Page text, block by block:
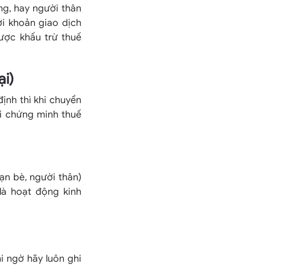
hay người thân
khoản giao dịch
khấu trừ thuế
thì khi chuyển
chứng minh thuế
bè, người thân)
hoạt động kinh
ngờ hãy luôn ghi